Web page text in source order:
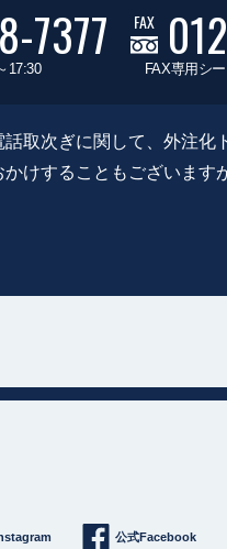
7377
17:30
FAX
FAX専用シ
取次ぎに関して、外注化
かけすることもございます
公式Facebook